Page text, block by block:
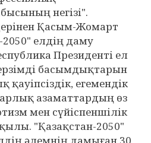
негізі".
Қасым-Жомарт
2050" елдің даму
Президенті ел
басымдықтарын
егемендік
азаматтардың өз
мен сүйіспеншілік
"Қазақстан-2050"